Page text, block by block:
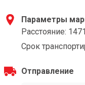
Параметры
Расстояние:
Срок
Отправление